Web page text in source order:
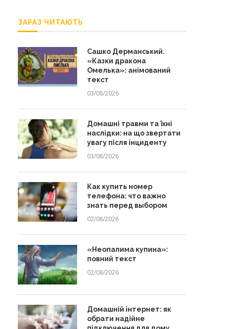
ЗАРАЗ ЧИТАЮТЬ
Сашко Дерманський.
«Казки дракона
Омелька»: анімований
текст
03/08/2026
Домашні травми та їхні
наслідки: на що звертати
увагу після інциденту
03/08/2026
Как купить номер
телефона: что важно
знать перед выбором
02/08/2026
«Неопалима купина»:
повний текст
02/08/2026
Домашній інтернет: як
обрати надійне